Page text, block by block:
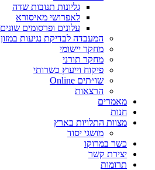
גליונות תנובות שדה
לאפרושי מאיסורא
עלונים ופרסומים שונים
המעבדה לבדיקת נגיעות במזון
מחקר יישומי
מחקר תורני
פיקוח וייעוץ כשרותי
שו״תים Online
הרצאות
מאמרים
חנות
מצוות התלויות בארץ
מושגי יסוד
כשר במרוקו
יצירת קשר
תרומות